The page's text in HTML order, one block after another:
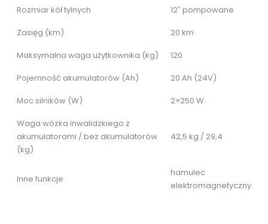
Rozmiar kół tylnych
12″ pompowane
Zasięg (km)
20 km
Maksymalna waga użytkownika (kg)
120
Pojemność akumulatorów (Ah)
20 Ah (24V)
Moc silników (W)
2×250 W
Waga wózka inwalidzkiego z
akumulatorami / bez akumulatorów
(kg)
42,5 kg / 29,4
Inne funkcje
hamulec
elektromagnetyczny